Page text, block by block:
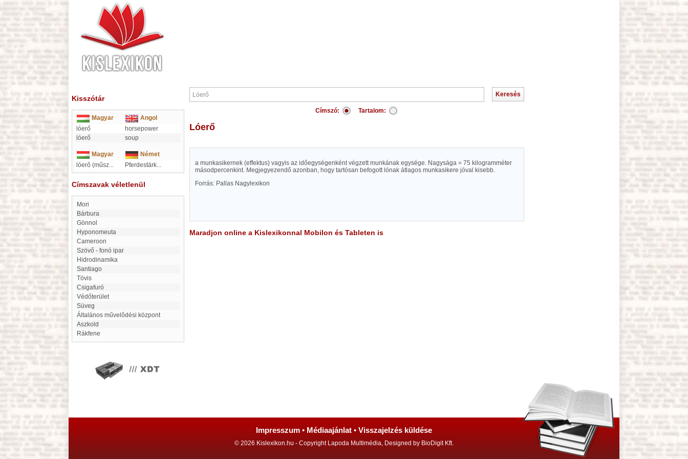
Kisszótár
Magyar
Angol
lóerő
horsepower
lóerő
soup
Magyar
Német
lóerő (műsz... Pferdestärk...
Címszavak véletlenül
Mori
Bárbura
gönnol
Hyponomeuta
Cameroon
Szövő - fonó ipar
Hidrodinamika
Santiago
Tövis
Csigafuró
Védőterület
Süveg
általános művelôdési központ
Aszkold
Rákfene
Címszó: Tartalom:
Lóerő
a munkasikernek (effektus) vagyis az időegységenként végzett munkának egysége. Nagysága = 75 kilogramméter
másodpercenkint. Megjegyezendő azonban, hogy tartósan befogott lónak átlagos munkasikere jóval kisebb.
Forrás: Pallas Nagylexikon
Maradjon online a Kislexikonnal Mobilon és Tableten is
Impresszum • Médiaajánlat • Visszajelzés küldése
© 2026 Kislexikon.hu - Copyright Lapoda Multimédia, Designed by BioDigit Kft.